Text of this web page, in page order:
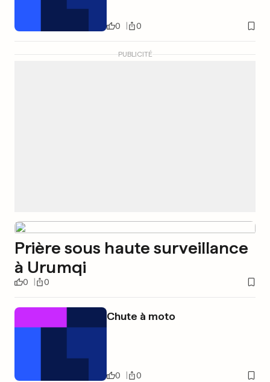
0 0
PUBLICITÉ
Prière sous haute surveillance
à Urumqi
0 0
Chute à moto
0 0